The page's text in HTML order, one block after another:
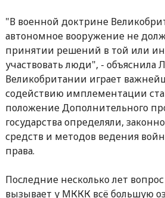
"В военной доктрине
автономное вооружение не
принятии решений в той или
участвовать люди", - объяснила
Великобритании играет
содействию имплементации
положение Дополнительного
государства определяли,
средств и методов ведения
права.
Последние несколько лет
вызывает у МККК всё большую